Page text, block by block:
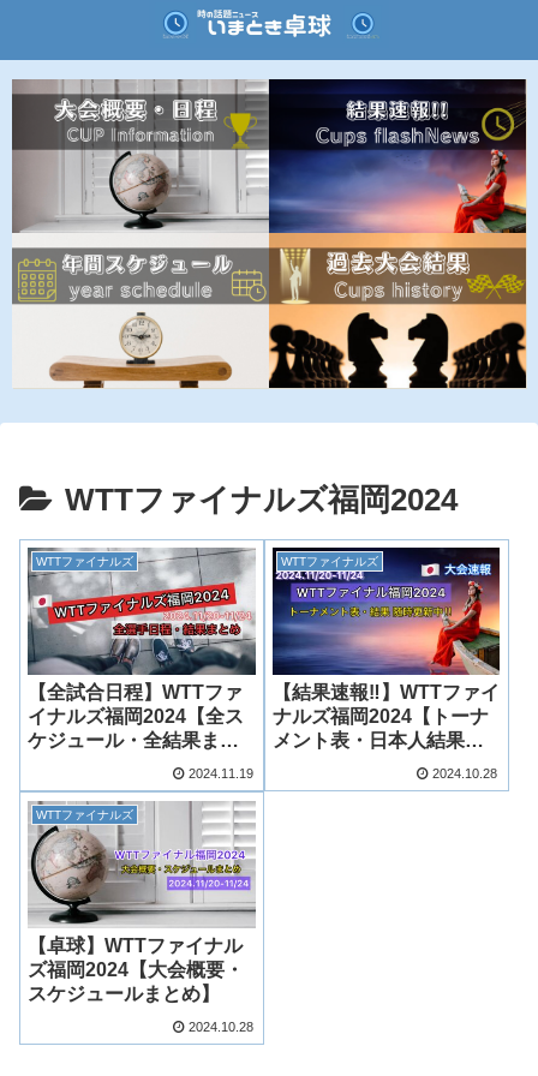
WTTファイナルズ福岡2024
WTTファイナルズ
【全試合日程】WTTファ
イナルズ福岡2024【全ス
ケジュール・全結果まと
2024.11.19
WTTファイナルズ
【結果速報‼︎】WTTファイ
ナルズ福岡2024【トーナ
メント表・日本人結果ま
2024.10.28
WTTファイナルズ
【卓球】WTTファイナル
ズ福岡2024【大会概要・
スケジュールまとめ】
2024.10.28